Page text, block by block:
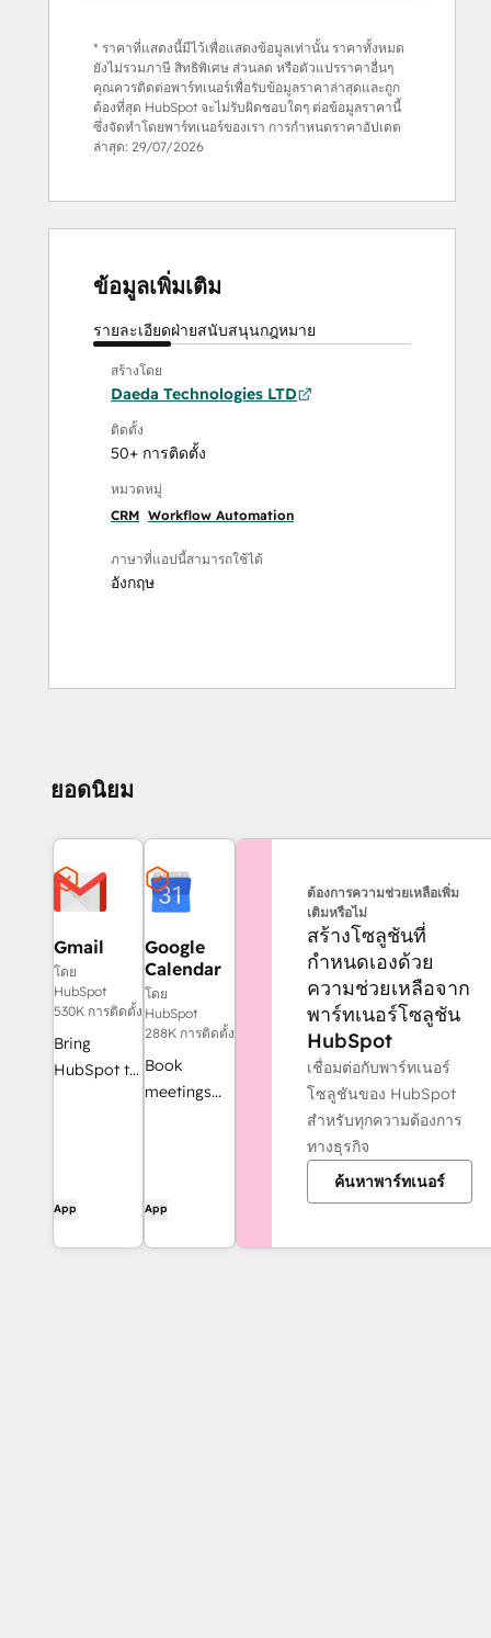
* ราคาที่แสดงนี้มีไว้เพื่อแสดงข้อมูลเท่านั้น ราคาทั้งหมด
ยังไม่รวมภาษี สิทธิพิเศษ ส่วนลด หรือตัวแปรราคาอื่นๆ
คุณควรติดต่อพาร์ทเนอร์เพื่อรับข้อมูลราคาล่าสุดและถูก
ต้องที่สุด HubSpot จะไม่รับผิดชอบใดๆ ต่อข้อมูลราคานี้
ซึ่งจัดทำโดยพาร์ทเนอร์ของเรา การกำหนดราคาอัปเดต
ล่าสุด: 29/07/2026
ข้อมูลเพิ่มเติม
รายละเอียดฝ่ายสนับสนุนกฎหมาย
สร้างโดย
Daeda Technologies LTD
ติดตั้ง
50+ การติดตั้ง
หมวดหมู่
CRM Workflow Automation
ภาษาที่แอปนี้สามารถใช้ได้
อังกฤษ
ยอดนิยม
Gmail
โดย
HubSpot
530K การติดตั้ง
Bring
HubSpot to
for Gmail.
App
Google
Calendar
โดย
HubSpot
288K การติดตั้ง
Book
meetings
App
ต้องการความช่วยเหลือเพิ่ม
เติมหรือไม่
สร้างโซลูชันที่
กำหนดเองด้วย
ความช่วยเหลือจาก
พาร์ทเนอร์โซลูชัน
HubSpot
เชื่อมต่อกับพาร์ทเนอร์
โซลูชันของ HubSpot
สำหรับทุกความต้องการ
ทางธุรกิจ
ค้นหาพาร์ทเนอร์